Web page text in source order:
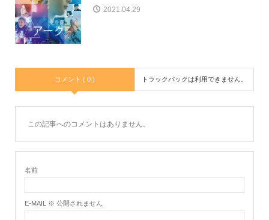
2021.04.29
コメント ( 0 ) トラックバックは利用できません。
この記事へのコメントはありません。
名前
E-MAIL ※ 公開されません